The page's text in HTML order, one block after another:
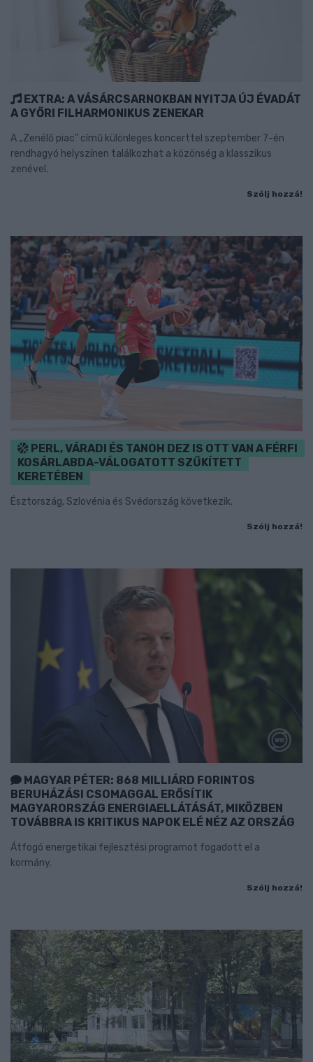
EXTRA: A VÁSÁRCSARNOKBAN NYITJA ÚJ ÉVADÁT
A GYŐRI FILHARMONIKUS ZENEKAR
A „Zenélő piac” című különleges koncerttel szeptember 7-én
rendhagyó helyszínen találkozhat a közönség a klasszikus
zenével.
Szólj hozzá!
PERL, VÁRADI ÉS TANOH DEZ IS OTT VAN A FÉRFI
KOSÁRLABDA-VÁLOGATOTT SZŰKÍTETT
KERETÉBEN
Észtország, Szlovénia és Svédország következik.
Szólj hozzá!
MAGYAR PÉTER: 868 MILLIÁRD FORINTOS
BERUHÁZÁSI CSOMAGGAL ERŐSÍTIK
MAGYARORSZÁG ENERGIAELLÁTÁSÁT, MIKÖZBEN
TOVÁBBRA IS KRITIKUS NAPOK ELÉ NÉZ AZ ORSZÁG
Átfogó energetikai fejlesztési programot fogadott el a
kormány.
Szólj hozzá!